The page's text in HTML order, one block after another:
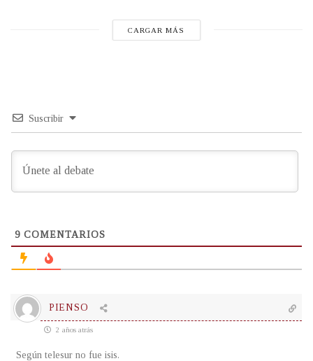
CARGAR MÁS
Suscribir
9 COMENTARIOS
PIENSO
2 años atrás
Según telesur no fue isis.